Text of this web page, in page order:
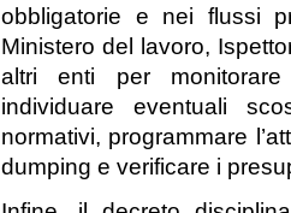
obbligatorie e nei flussi
Ministero del lavoro,
altri enti per monitorare
individuare eventuali
normativi, programmare
dumping e verificare i